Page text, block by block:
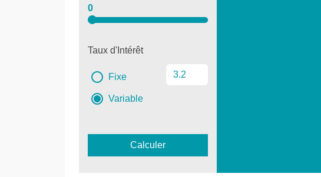
0
Taux d'Intérêt
Fixe
Variable
Calculer